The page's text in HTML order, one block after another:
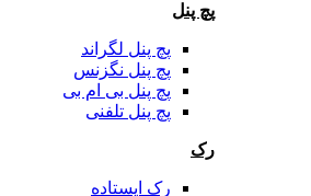
پچ پنل
پچ پنل لگراند
پچ پنل نگزنس
پچ پنل بی ام بی
پچ پنل تلفنی
رک
رک ایستاده